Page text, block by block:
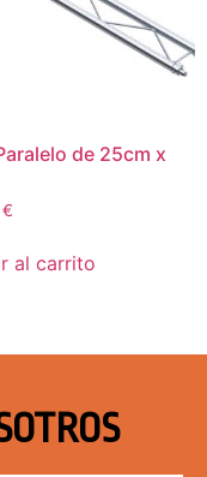
de 25cm x
€
al carrito